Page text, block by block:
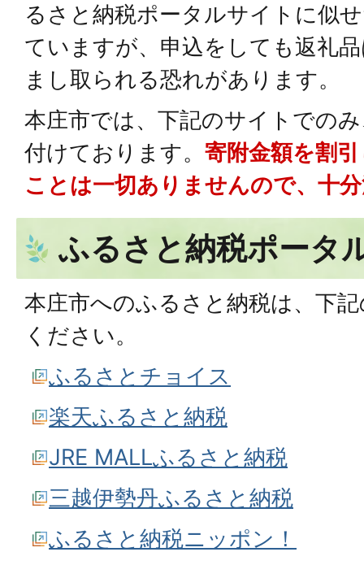
るさと納税ポータルサイトに似
ていますが、申込をしても返礼
まし取られる恐れがあります。
本庄市では、下記のサイトでの
付けております。 寄附金額を割
ことは一切ありませんので、十
ふるさと納税ポータ
本庄市へのふるさと納税は、下
ください。
ふるさとチョイス
楽天ふるさと納税
JRE MALLふるさと納税
三越伊勢丹ふるさと納税
ふるさと納税ニッポン！